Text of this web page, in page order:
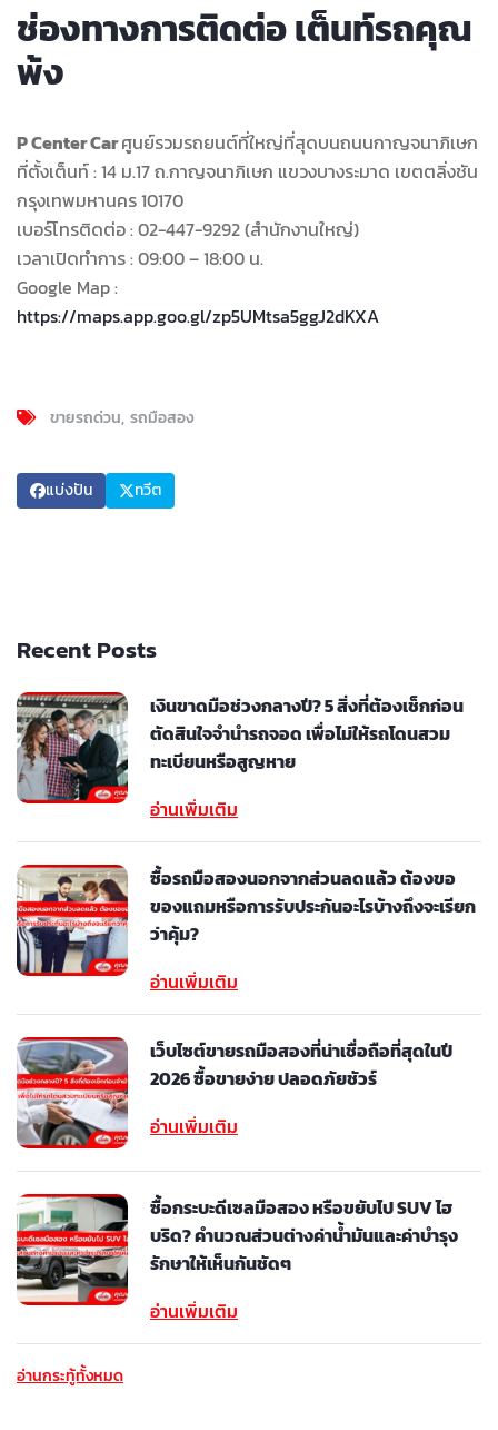
ช่องทางการติดต่อ เต็นท์รถคุณ
พ้ง
P Center Carศูนย์รวมรถยนต์ที่ใหญ่ที่สุดบนถนนกาญจนาภิเษก
ที่ตั้งเต็นท์ : 14 ม.17 ถ.กาญจนาภิเษก แขวงบางระมาด เขตตลิ่งชัน
กรุงเทพมหานคร 10170
เบอร์โทรติดต่อ : 02-447-9292 (สำนักงานใหญ่)
เวลาเปิดทำการ : 09:00 – 18:00 น.
Google Map :
https://maps.app.goo.gl/zp5UMtsa5ggJ2dKXA
ขายรถด่วน รถมือสอง
แบ่งปัน ทวีต
Recent Posts
เงินขาดมือช่วงกลางปี? 5 สิ่งที่ต้องเช็กก่อน
ตัดสินใจจำนำรถจอด เพื่อไม่ให้รถโดนสวม
ทะเบียนหรือสูญหาย
อ่านเพิ่มเติม
ซื้อรถมือสองนอกจากส่วนลดแล้ว ต้องขอ
ของแถมหรือการรับประกันอะไรบ้างถึงจะเรียก
ว่าคุ้ม?
อ่านเพิ่มเติม
เว็บไซต์ขายรถมือสองที่น่าเชื่อถือที่สุดในปี
2026 ซื้อขายง่าย ปลอดภัยชัวร์
อ่านเพิ่มเติม
ซื้อกระบะดีเซลมือสอง หรือขยับไป SUV ไฮ
บริด? คำนวณส่วนต่างค่าน้ำมันและค่าบำรุง
รักษาให้เห็นกันชัดๆ
อ่านเพิ่มเติม
อ่านกระทู้ทั้งหมด